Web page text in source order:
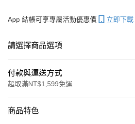
App 結帳可享專屬活動優惠價 立即下載
請選擇商品選項
付款與運送方式
超取滿NT$1,599免運
信用卡一次付款
商品特色